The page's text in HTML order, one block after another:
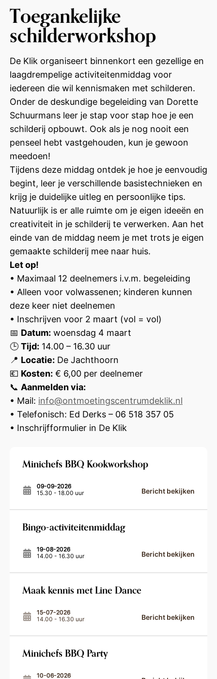
Toegankelijke
schilderworkshop
De Klik organiseert binnenkort een gezellige en
laagdrempelige activiteitenmiddag voor
iedereen die wil kennismaken met schilderen.
Onder de deskundige begeleiding van Dorette
Schuurmans leer je stap voor stap hoe je een
schilderij opbouwt. Ook als je nog nooit een
penseel hebt vastgehouden, kun je gewoon
meedoen!
Tijdens deze middag ontdek je hoe je eenvoudig
begint, leer je verschillende basistechnieken en
krijg je duidelijke uitleg en persoonlijke tips.
Natuurlijk is er alle ruimte om je eigen ideeën en
creativiteit in je schilderij te verwerken. Aan het
einde van de middag neem je met trots je eigen
gemaakte schilderij mee naar huis.
Let op!
• Maximaal 12 deelnemers i.v.m. begeleiding
• Alleen voor volwassenen; kinderen kunnen
deze keer niet deelnemen
• Inschrijven voor 2 maart (vol = vol)
📅 Datum: woensdag 4 maart
🕒Tijd: 14.00 – 16.30 uur
📍 Locatie: De Jachthoorn
💶 Kosten: € 6,00 per deelnemer
📞 Aanmelden via:
• Mail: info@ontmoetingscentrumdeklik.nl
• Telefonisch: Ed Derks – 06 518 357 05
• Inschrijfformulier in De Klik
Minichefs BBQ Kookworkshop
09-09-2026
15.30 - 18.00 uur
Bericht bekijken
Bingo-activiteitenmiddag
19-08-2026
14.00 - 16.30 uur
Bericht bekijken
Maak kennis met Line Dance
15-07-2026
14.00 - 16.30 uur
Bericht bekijken
Minichefs BBQ Party
10-06-2026